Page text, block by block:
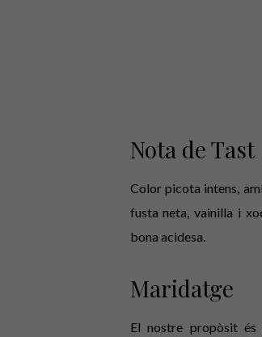
Nota de Tast
Color picota intens,
fusta neta, vainilla i
bona acidesa.
Maridatge
El nostre propòsit